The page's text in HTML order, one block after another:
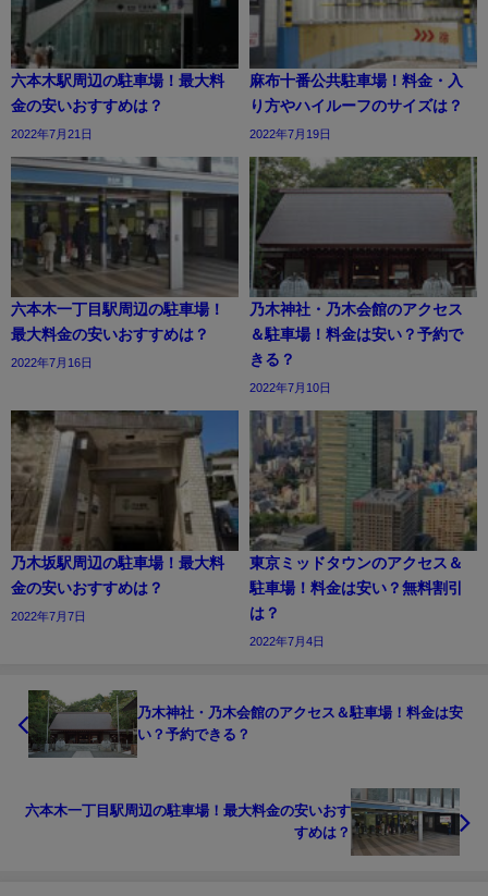
六本木駅周辺の駐車場！最大料
金の安いおすすめは？
2022年7月21日
麻布十番公共駐車場！料金・入
り方やハイルーフのサイズは？
2022年7月19日
六本木一丁目駅周辺の駐車場！
最大料金の安いおすすめは？
2022年7月16日
乃木神社・乃木会館のアクセス
＆駐車場！料金は安い？予約で
きる？
2022年7月10日
乃木坂駅周辺の駐車場！最大料
金の安いおすすめは？
2022年7月7日
東京ミッドタウンのアクセス＆
駐車場！料金は安い？無料割引
は？
2022年7月4日
乃木神社・乃木会館のアクセス＆駐車場！料金は安
い？予約できる？
六本木一丁目駅周辺の駐車場！最大料金の安いおす
すめは？